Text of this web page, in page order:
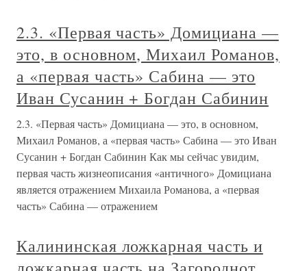
2.3. «Первая часть» Домициана —
это, в основном, Михаил Романов,
а «первая часть» Сабина — это
Иван Сусанин + Богдан Сабинин
2.3. «Первая часть» Домициана — это, в основном,
Михаил Романов, а «первая часть» Сабина — это Иван
Сусанин + Богдан Сабинин Как мы сейчас увидим,
первая часть жизнеописания «античного» Домициана
является отражением Михаила Романова, а «первая
часть» Сабина — отражением
Калининская ложкарная часть и